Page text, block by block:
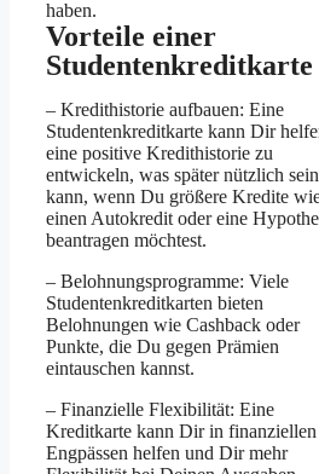
haben.
Vorteile einer
Studentenkreditkarte
– Kredithistorie aufbauen: Eine
Studentenkreditkarte kann Dir
eine positive Kredithistorie zu
entwickeln, was später nützlich sein
kann, wenn Du größere Kredite
einen Autokredit oder eine
beantragen möchtest.
– Belohnungsprogramme: Viele
Studentenkreditkarten bieten
Belohnungen wie Cashback oder
Punkte, die Du gegen Prämien
eintauschen kannst.
– Finanzielle Flexibilität: Eine
Kreditkarte kann Dir in finanziellen
Engpässen helfen und Dir mehr